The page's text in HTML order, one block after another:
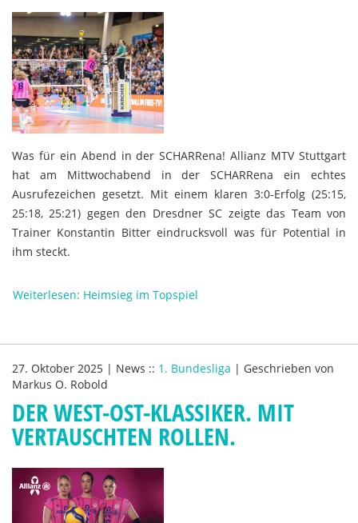
Was für ein Abend in der SCHARRena! Allianz MTV Stuttgart
hat am Mittwochabend in der SCHARRena ein echtes
Ausrufezeichen gesetzt. Mit einem klaren 3:0-Erfolg (25:15,
25:18, 25:21) gegen den Dresdner SC zeigte das Team von
Trainer Konstantin Bitter eindrucksvoll was für Potential in
ihm steckt.
Weiterlesen: Heimsieg im Topspiel
27. Oktober 2025 | News :: 1. Bundesliga | Geschrieben von
Markus O. Robold
DER WEST-OST-KLASSIKER. MIT
VERTAUSCHTEN ROLLEN.